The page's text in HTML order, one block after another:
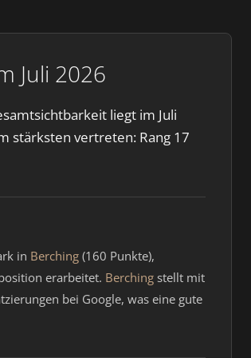
Juli 2026
liegt im Juli
stärksten vertreten: Rang 17
in Berching (160 Punkte),
erarbeitet. Berching stellt mit
bei Google, was eine gute